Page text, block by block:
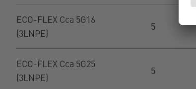
ECO-FLEX Cca 5G16
(3LNPE)
5
ECO-FLEX Cca 5G25
(3LNPE)
5